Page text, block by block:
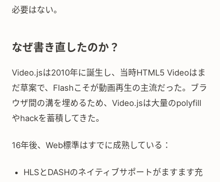
必要はない。
なぜ書き直したのか？
Video.jsは2010年に誕生し、当時HTML5 Videoはま
だ草案で、Flashこそが動画再生の主流だった。ブラ
ウザ間の溝を埋めるため、Video.jsは大量のpolyfill
やhackを蓄積してきた。
16年後、Web標準はすでに成熟している：
HLSとDASHのネイティブサポートがますます充